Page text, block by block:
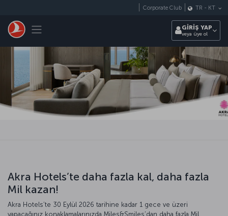
Toggle navigation
Corporate Club TR - KT
GİRİŞ YAP
veya üye ol
Akra Hotels’te daha fazla kal, daha fazla
Mil kazan!
Akra Hotels’te 30 Eylül 2026 tarihine kadar 1 gece ve üzeri
yapacağınız konaklamalarınızda Miles&Smiles’dan daha fazla Mil